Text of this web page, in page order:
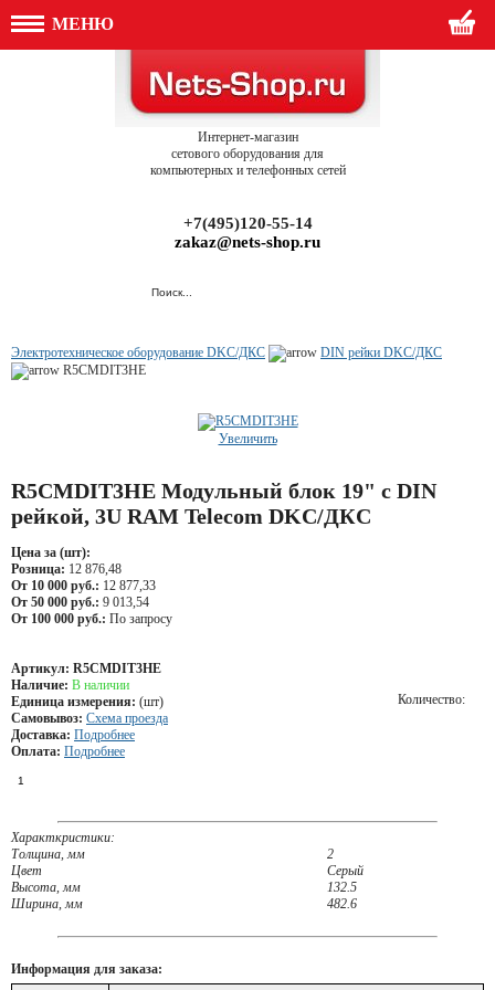
МЕНЮ
Интернет-магазин
сетового оборудования для
компьютерных и телефонных сетей
+7(495)120-55-14
zakaz@nets-shop.ru
Электротехническое оборудование DKC/ДКС
DIN рейки DKC/ДКС
R5CMDIT3HE
Увеличить
R5CMDIT3HE Модульный блок 19" с DIN
рейкой, 3U RAM Telecom DKC/ДКС
Цена за (шт):
Розница: 12 876,48
От 10 000 руб.: 12 877,33
От 50 000 руб.: 9 013,54
От 100 000 руб.: По запросу
Артикул: R5CMDIT3HE
Наличие: В наличии
Единица измерения: (шт)
Самовывоз: Схема проезда
Доставка: Подробнее
Оплата: Подробнее
Количество:
Характкристики:
Толщина, мм
2
Цвет
Серый
Высота, мм
132.5
Ширина, мм
482.6
Информация для заказа: